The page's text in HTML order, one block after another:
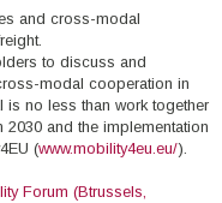
and cross-modal
to discuss and
modal cooperation in
is no less than work together
and the implementation
(www.mobility4eu.eu/).
Forum (Btrussels,